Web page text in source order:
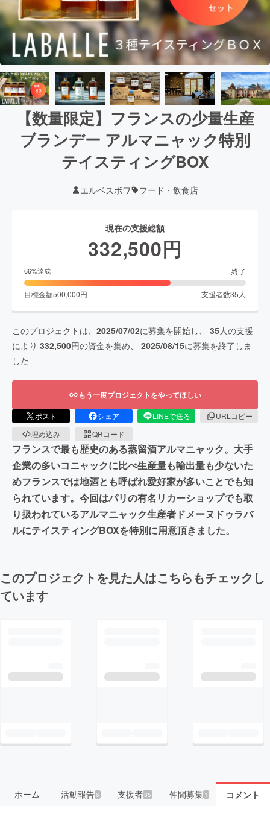
【数量限定】フランスの少量生産
ブランデー アルマニャック特別
テイスティングBOX
エルベスボワ フード・飲食店
現在の支援総額
332,500円
66%達成 終了
目標金額500,000円 支援者数35 人
このプロジェクトは、 2025/07/02に募集を開始し、 35人の支援
により 332,500円の資金を集め、 2025/08/15に募集を終了しま
した
もう一度プロジェクトをやってほしい
ポスト シェア LINEで送る
URLコピー
埋め込み
QRコード
フランスで最も歴史のある蒸留酒アルマニャック。大手
企業の多いコニャックに比べ生産量も輸出量も少ないた
めフランスでは地酒とも呼ばれ愛好家が多いことでも知
られています。今回はパリの有名リカーショップでも取
り扱われているアルマニャック生産者ドメーヌドゥラバ
ルにテイスティングBOXを特別に用意頂きました。
このプロジェクトを見た人はこちらもチェックし
ています
ホーム 活動報告6 支援者35 仲間募集 1 コメント